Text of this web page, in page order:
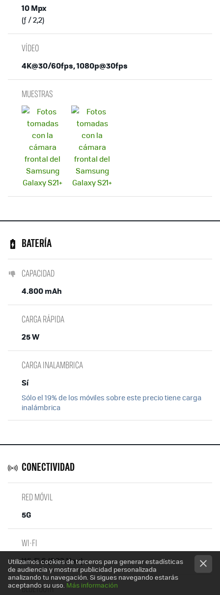
10 Mpx
(ƒ / 2,2)
VÍDEO
4K@30/60fps, 1080p@30fps
MUESTRAS
BATERÍA
CAPACIDAD
4.800 mAh
CARGA RÁPIDA
25 W
CARGA INALAMBRICA
Sí
Sólo el 19% de los móviles sobre este precio tiene carga
inalámbrica
CONECTIVIDAD
RED MÓVIL
5G
WI-FI
Wi-Fi 6 (802.11ax)
BLUETOOTH
Utilizamos cookies de terceros para generar estadísticas
de audiencia y mostrar publicidad personalizada
analizando tu navegación. Si sigues navegando estarás
aceptando su uso. Más información